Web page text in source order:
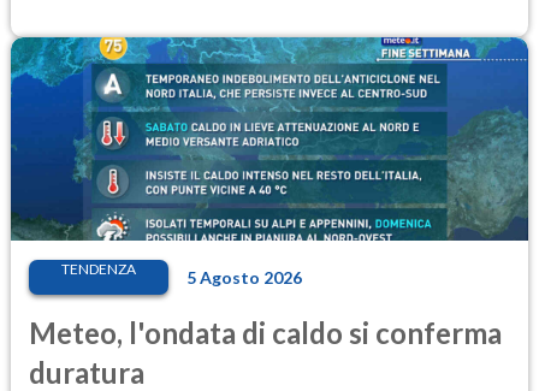
TENDENZA 5 Agosto 2026
Meteo, l'ondata di caldo si conferma
duratura